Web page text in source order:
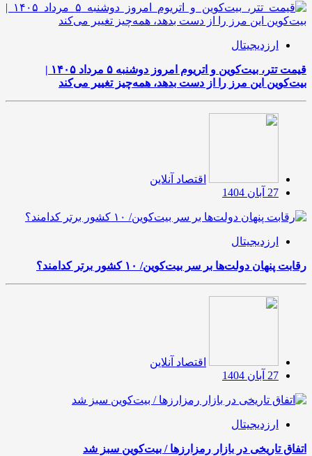
ارزدیجیتال
قیمت تتر، بیت‌کوین و اتریوم امروز دوشنبه ۵ مرداد ۱۴۰۵ |
بیت‌کوین این مرز را از دست بدهد، همه‌چیز تغییر می‌کند
اقتصاد آنلاین
27 آبان 1404
ارزدیجیتال
رقابت پنهان دولت‌ها بر سر بیت‌کوین/ ۱۰ کشور برتر کدامند؟
اقتصاد آنلاین
27 آبان 1404
ارزدیجیتال
اتفاق تاریخی در بازار رمزارزها / بیت‌کوین سبز شد